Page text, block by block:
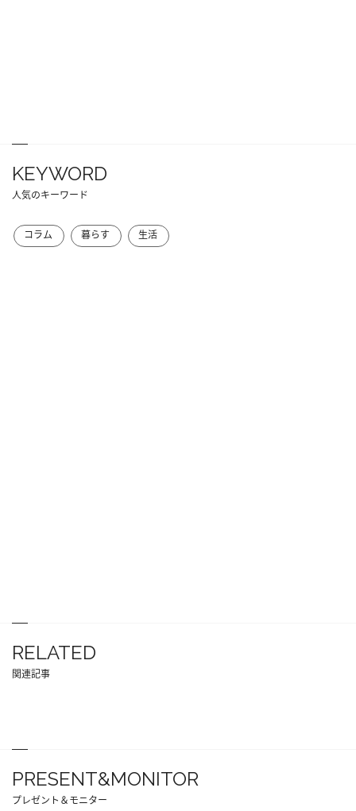
KEYWORD
人気のキーワード
コラム 暮らす 生活
RELATED
関連記事
PRESENT&MONITOR
プレゼント＆モニター